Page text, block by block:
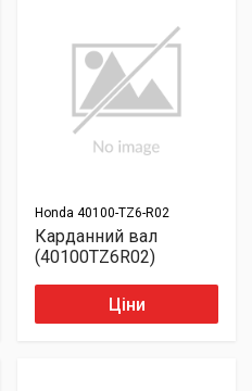
Honda 40100-TZ6-R02
Карданний вал
(40100TZ6R02)
Ціни